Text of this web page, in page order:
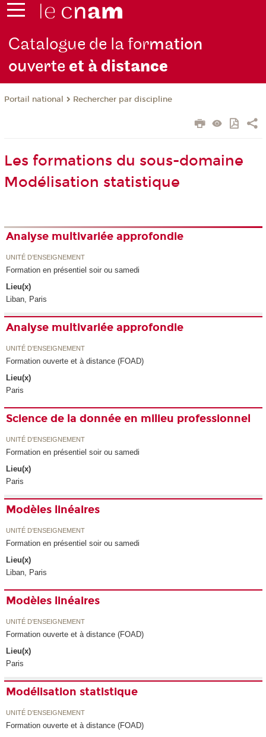
Catalogue de la formation
ouverteet à distance
Portail national Rechercher par discipline
Les formations du sous-domaine
Modélisation statistique
Analyse multivariée approfondie
UNITÉ D’ENSEIGNEMENT
Formation en présentiel soir ou samedi
Lieu(x)
Liban, Paris
Analyse multivariée approfondie
UNITÉ D’ENSEIGNEMENT
Formation ouverte et à distance (FOAD)
Lieu(x)
Paris
Science de la donnée en milieu professionnel
UNITÉ D’ENSEIGNEMENT
Formation en présentiel soir ou samedi
Lieu(x)
Paris
Modèles linéaires
UNITÉ D’ENSEIGNEMENT
Formation en présentiel soir ou samedi
Lieu(x)
Liban, Paris
Modèles linéaires
UNITÉ D’ENSEIGNEMENT
Formation ouverte et à distance (FOAD)
Lieu(x)
Paris
Modélisation statistique
UNITÉ D’ENSEIGNEMENT
Formation ouverte et à distance (FOAD)